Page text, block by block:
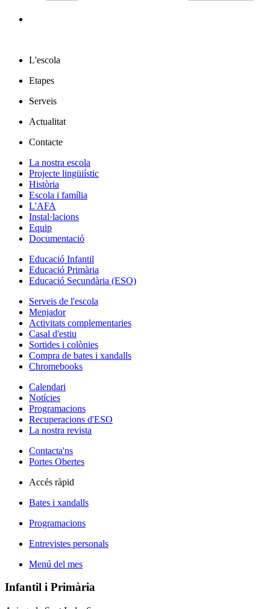
L'escola
Etapes
Serveis
Actualitat
Contacte
La nostra escola
Projecte lingüiístic
Història
Escola i família
L'AFA
Instal·lacions
Equip
Documentació
Educació Infantil
Educació Primària
Educació Secundària (ESO)
Serveis de l'escola
Menjador
Activitats complementaries
Casal d'estiu
Sortides i colònies
Compra de bates i xandalls
Chromebooks
Calendari
Notícies
Programacions
Recuperacions d'ESO
La nostra revista
Contacta'ns
Portes Obertes
Accés ràpid
Bates i xandalls
Programacions
Entrevistes personals
Menú del mes
Infantil i Primària